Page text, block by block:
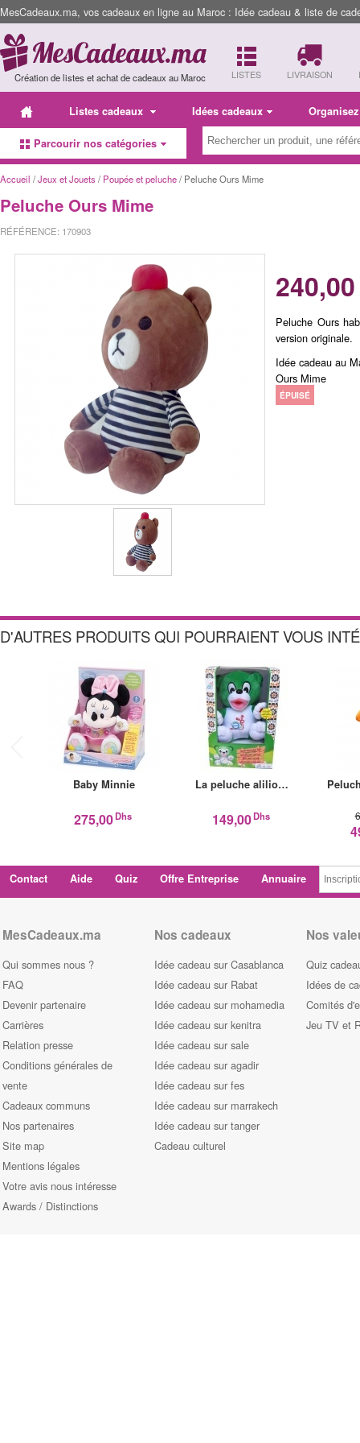
MesCadeaux.ma, vos cadeaux en ligne au Maroc : Idée cadeau & liste de
Création de listes et achat de cadeaux au Maroc LISTES LIVRAISON
Listes cadeaux Idées cadeaux
Parcourir nos catégories
Accueil /Jeux et Jouets / Poupée et peluche/ Peluche Ours Mime
Peluche Ours Mime
RÉFÉRENCE: 170903
240,00
Peluche Ours
version originale.
Idée cadeau au
Ours Mime
ÉPUISÉ
D'AUTRES PRODUITS QUI POURRAIENT VOUS
Baby Minnie
275,00Dhs
La peluche alilio…
149,00Dhs
Contact Aide Quiz Offre Entreprise Annuaire
MesCadeaux.ma
Qui sommes nous ?
FAQ
Devenir partenaire
Carrières
Relation presse
Conditions générales de
vente
Cadeaux communs
Nos partenaires
Site map
Mentions légales
Votre avis nous intéresse
Awards / Distinctions
Nos cadeaux
Idée cadeau sur Casablanca
Idée cadeau sur Rabat
Idée cadeau sur mohamedia
Idée cadeau sur kenitra
Idée cadeau sur sale
Idée cadeau sur agadir
Idée cadeau sur fes
Idée cadeau sur marrakech
Idée cadeau sur tanger
Cadeau culturel
Nos
Quiz
Idées de
Comités
Jeu TV et